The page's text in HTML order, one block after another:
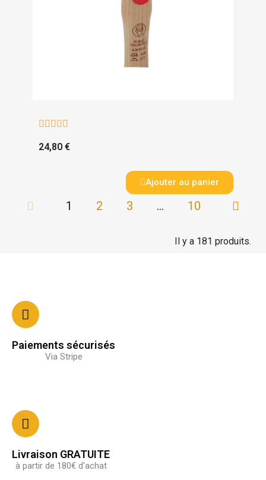
    
24,80 €
Ajouter au panier
1 2 3 … 10
Il y a 181 produits.
Paiements sécurisés
Via Stripe
Livraison GRATUITE
à partir de 180€ d'achat